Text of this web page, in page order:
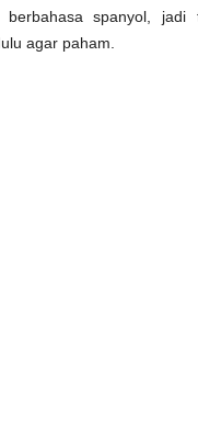
spanyol, jadi
agar paham.